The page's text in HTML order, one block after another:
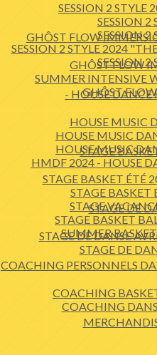
SESSION 2 STYLE
SESSION 2
SESSION 2
SESSION 2 STYLE 2024
SESSION 2
GHÔST FLOW
GHÔST FLOW
SUMMER INTENSIVE
GHÔST
- HOUSE DANCE
HOUSE MUSIC
HOUSE MUSIC
HOUSE MUSIC
HMDF 2024 - HOUSE
STAGE
STAGE BASKET ÉTÉ
STAGE BASKET
STAGE
STAGE BASKET
SUMMER
STAGE DE
STAGE DE DANSE
STAGE DE
COACHING PERSONNELS
COACHING
COACHING